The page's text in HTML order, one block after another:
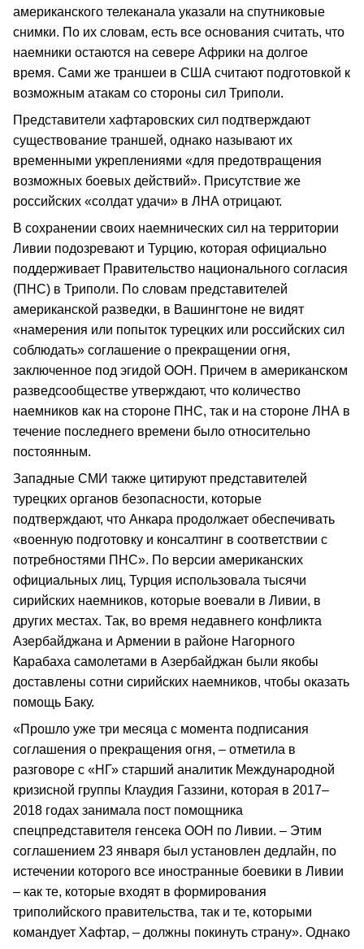
американского телеканала указали на спутниковые
снимки. По их словам, есть все основания считать, что
наемники остаются на севере Африки на долгое
время. Сами же траншеи в США считают подготовкой к
возможным атакам со стороны сил Триполи.
Представители хафтаровских сил подтверждают
существование траншей, однако называют их
временными укреплениями «для предотвращения
возможных боевых действий». Присутствие же
российских «солдат удачи» в ЛНА отрицают.
В сохранении своих наемнических сил на территории
Ливии подозревают и Турцию, которая официально
поддерживает Правительство национального согласия
(ПНС) в Триполи. По словам представителей
американской разведки, в Вашингтоне не видят
«намерения или попыток турецких или российских сил
соблюдать» соглашение о прекращении огня,
заключенное под эгидой ООН. Причем в американском
разведсообществе утверждают, что количество
наемников как на стороне ПНС, так и на стороне ЛНА в
течение последнего времени было относительно
постоянным.
Западные СМИ также цитируют представителей
турецких органов безопасности, которые
подтверждают, что Анкара продолжает обеспечивать
«военную подготовку и консалтинг в соответствии с
потребностями ПНС». По версии американских
официальных лиц, Турция использовала тысячи
сирийских наемников, которые воевали в Ливии, в
других местах. Так, во время недавнего конфликта
Азербайджана и Армении в районе Нагорного
Карабаха самолетами в Азербайджан были якобы
доставлены сотни сирийских наемников, чтобы оказать
помощь Баку.
«Прошло уже три месяца с момента подписания
соглашения о прекращения огня, – отметила в
разговоре с «НГ» старший аналитик Международной
кризисной группы Клаудия Газзини, которая в 2017–
2018 годах занимала пост помощника
спецпредставителя генсека ООН по Ливии. – Этим
соглашением 23 января был установлен дедлайн, по
истечении которого все иностранные боевики в Ливии
– как те, которые входят в формирования
триполийского правительства, так и те, которыми
командует Хафтар, – должны покинуть страну». Однако